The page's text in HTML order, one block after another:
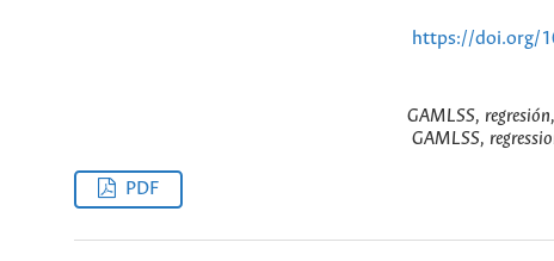
https://doi.org/
GAMLSS,
GAMLSS,
PDF